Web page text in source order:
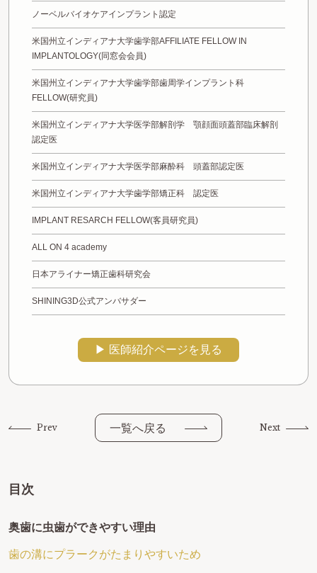
ノーベルバイオケアインプラント認定
米国州立インディアナ大学歯学部AFFILIATE FELLOW IN
IMPLANTOLOGY(同窓会会員)
米国州立インディアナ大学歯学部歯周学インプラント科
FELLOW(研究員)
米国州立インディアナ大学医学部解剖学 顎顔面頭蓋部臨床解剖
認定医
米国州立インディアナ大学医学部麻酔科 頭蓋部認定医
米国州立インディアナ大学歯学部矯正科 認定医
IMPLANT RESARCH FELLOW(客員研究員)
ALL ON 4 academy
日本アライナー矯正歯科研究会
SHINING3D公式アンバサダー
▶︎ 医師紹介ページを見る
Prev 一覧へ戻る Next
目次
奥歯に虫歯ができやすい理由
歯の溝にプラークがたまりやすいため